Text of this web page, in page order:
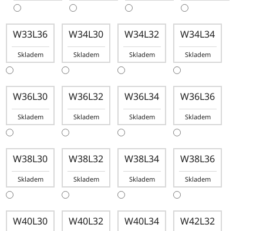
W33L36
Skladem
W34L30
Skladem
W34L32
Skladem
W34L34
Skladem
W36L30
Skladem
W36L32
Skladem
W36L34
Skladem
W36L36
Skladem
W38L30
Skladem
W38L32
Skladem
W38L34
Skladem
W38L36
Skladem
W40L30 W40L32 W40L34 W42L32